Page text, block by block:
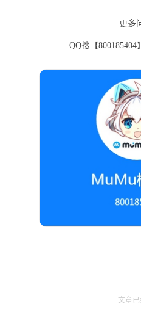
更多
QQ搜【800185404
文章